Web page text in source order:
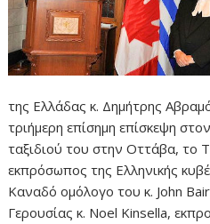
της Ελλάδας κ. Δημήτρης
τριήμερη επίσημη επίσκεψη
ταξιδιού του στην Οττάβα, το
εκπρόσωπος της Ελληνικής
Καναδό ομόλογο του κ. John
Γερουσίας κ. Noel Kinsella,